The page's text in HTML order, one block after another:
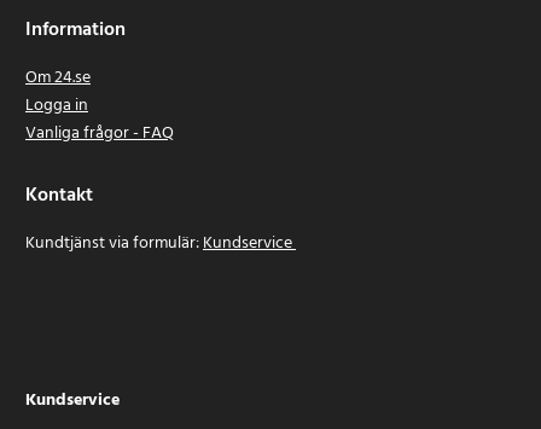
Information
Om 24.se
Logga in
Vanliga frågor - FAQ
Kontakt
Kundtjänst via formulär:Kundservice
Kundservice